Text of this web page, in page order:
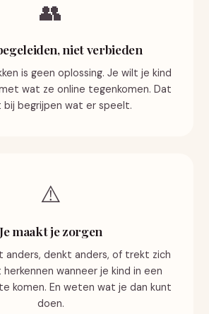
👥
niet verbieden
is geen oplossing. Je wilt je kind
wat ze online tegenkomen. Dat
bij begrijpen wat er speelt.
⚠️
Je maakt je zorgen
anders, denkt anders, of trekt zich
wanneer je kind in een
komen. En weten wat je dan kunt
doen.